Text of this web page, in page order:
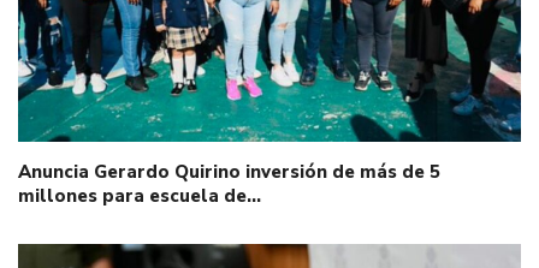
Anuncia Gerardo Quirino inversión de más de 5
millones para escuela de…